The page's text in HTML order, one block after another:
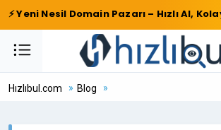
⚡ Yeni Nesil Domain Pazarı – Hızlı Al,
Hızlıbul.com Blog